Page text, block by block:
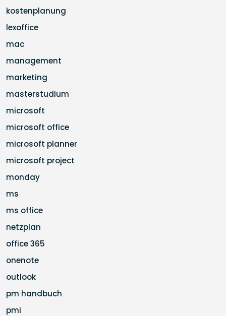
kostenplanung
lexoffice
mac
management
marketing
masterstudium
microsoft
microsoft office
microsoft planner
microsoft project
monday
ms
ms office
netzplan
office 365
onenote
outlook
pm handbuch
pmi